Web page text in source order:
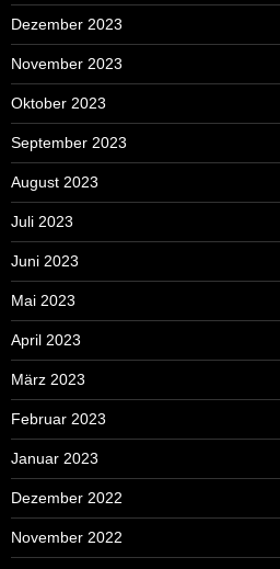
Dezember 2023
November 2023
Oktober 2023
September 2023
August 2023
Juli 2023
Juni 2023
Mai 2023
April 2023
März 2023
Februar 2023
Januar 2023
Dezember 2022
November 2022